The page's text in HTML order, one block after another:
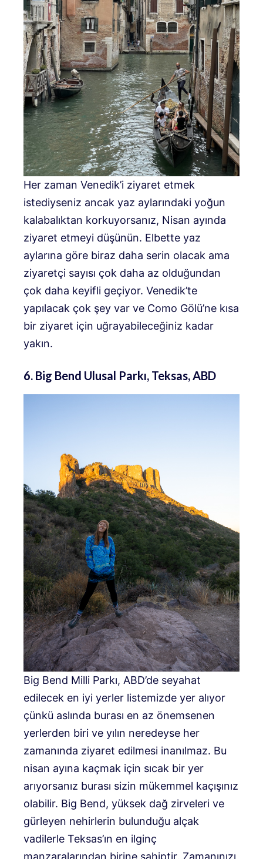
Her zaman Venedik’i ziyaret etmek
istediyseniz ancak yaz aylarındaki yoğun
kalabalıktan korkuyorsanız, Nisan ayında
ziyaret etmeyi düşünün. Elbette yaz
aylarına göre biraz daha serin olacak ama
ziyaretçi sayısı çok daha az olduğundan
çok daha keyifli geçiyor. Venedik’te
yapılacak çok şey var ve Como Gölü’ne kısa
bir ziyaret için uğrayabileceğiniz kadar
yakın.
6. Big Bend Ulusal Parkı, Teksas, ABD
Big Bend Milli Parkı, ABD’de seyahat
edilecek en iyi yerler listemizde yer alıyor
çünkü aslında burası en az önemsenen
yerlerden biri ve yılın neredeyse her
zamanında ziyaret edilmesi inanılmaz. Bu
nisan ayına kaçmak için sıcak bir yer
arıyorsanız burası sizin mükemmel kaçışınız
olabilir. Big Bend, yüksek dağ zirveleri ve
gürleyen nehirlerin bulunduğu alçak
vadilerle Teksas’ın en ilginç
manzaralarından birine sahiptir. Zamanınızı